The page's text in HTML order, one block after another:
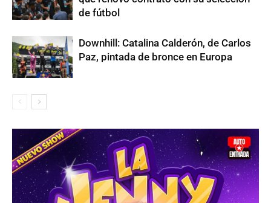
de fútbol
Downhill: Catalina Calderón, de Carlos
Paz, pintada de bronce en Europa